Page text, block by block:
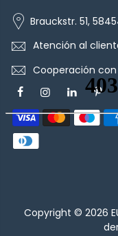
Brauckstr. 51,
Atención al
Cooperación
Copyright © 2026